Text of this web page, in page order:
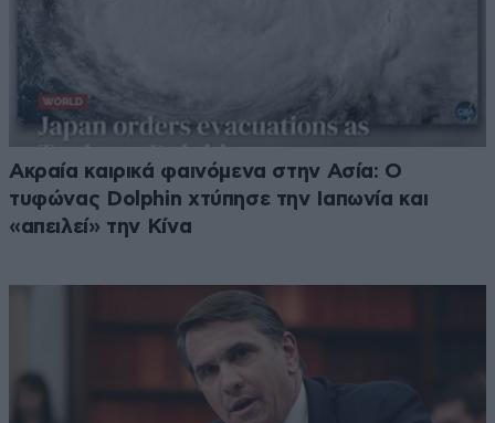
Ακραία καιρικά φαινόμενα στην Ασία: Ο
τυφώνας Dolphin χτύπησε την Ιαπωνία και
«απειλεί» την Κίνα